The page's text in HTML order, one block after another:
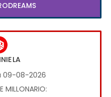
09-08-2026
MILLONARIO: